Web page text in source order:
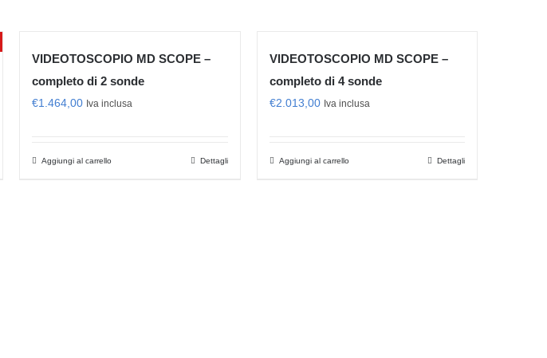
VIDEOTOSCOPIO MD SCOPE –
completo di 2 sonde
€1.464,00 Iva inclusa
Aggiungi al carrello Dettagli
VIDEOTOSCOPIO MD SCOPE –
completo di 4 sonde
€2.013,00 Iva inclusa
Aggiungi al carrello Dettagli